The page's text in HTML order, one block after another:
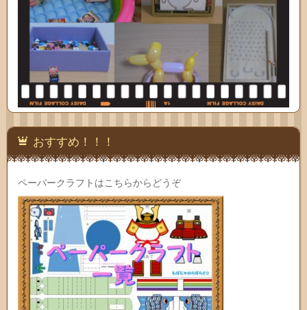
おすすめ！！！
ペーパークラフトはこちらからどうぞ